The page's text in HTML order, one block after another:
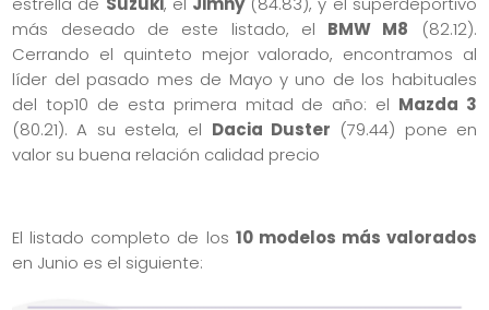
más deseado de este listado, el BMW M8 (82.12).
Cerrando el quinteto mejor valorado, encontramos al
líder del pasado mes de Mayo y uno de los habituales
del top10 de esta primera mitad de año: el Mazda 3
(80.21). A su estela, el Dacia Duster (79.44) pone en
valor su buena relación calidad precio
El listado completo de los 10 modelos más valorados
en Junio es el siguiente: